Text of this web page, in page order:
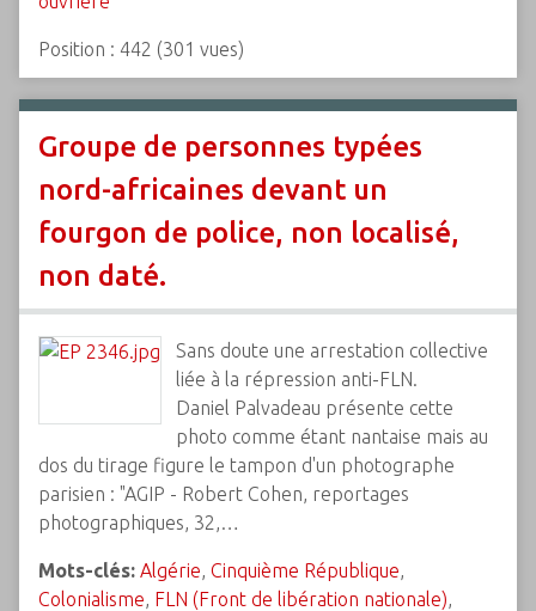
Position : 442 (301 vues)
Groupe de personnes typées
nord-africaines devant un
fourgon de police, non localisé,
non daté.
Sans doute une arrestation collective
liée à la répression anti-FLN.
Daniel Palvadeau présente cette
photo comme étant nantaise mais au
dos du tirage figure le tampon d'un photographe
parisien : "AGIP - Robert Cohen, reportages
photographiques, 32,…
Mots-clés: Algérie, Cinquième République,
Colonialisme, FLN (Front de libération nationale),